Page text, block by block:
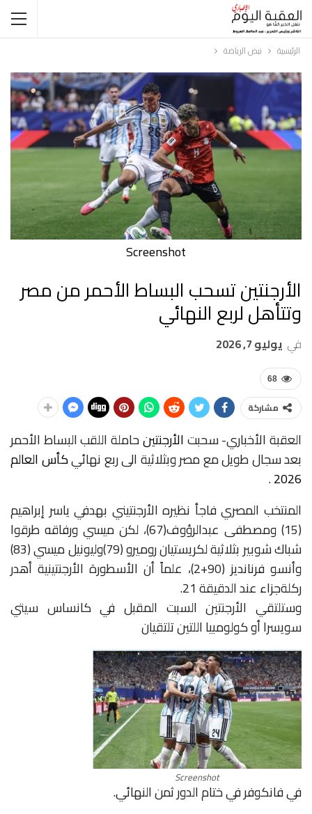
الرئيسية نبض الرياضة
Screenshot
الأرجنتين تسحب البساط الأحمر من مصر
وتتأهل لربع النهائي
في يوليو 7, 2026
68
مشاركة
العقبة الأخباري- سحبتالأرجنتينحاملةاللقبالبساط الأحمر
بعد سجال طويل مع مصر وبثلاثيةالىربعنهائيكأسالعالم
2026
.
المنتخب المصري فاجأ نظيره الأرجنتيني بهدفيياسر إبراهيم
(
15
) ومصطفى عبدالرؤوف(67)، لكن ميسي ورفاقه طرقوا
شباك شوبيربثلاثيةلكريستيانروميرو(
79
)وليونيلميسي(
83
)
وأنسو فرنانديز (
90+2 )، علماً أن الأسطورة الأرجنتينية أهدر
ركلةجزاء عندالدقيقة
وستلتقي الأرجنتين السبت المقبل في كانساس سيتي
سويسراأوكولومبيااللتين تلتقيان
Screenshot
فيفانكوفرفيختامالدورثمنالنهائي.